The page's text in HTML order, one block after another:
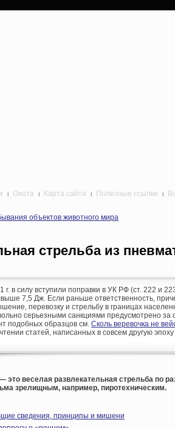
Охота Карта сайта Полезные ссылки
объектов животного мира
стрельба из
г. в силу вступили поправки в УК РФ (ст. 222 и
7,5 Дж. Если раньше ответственность,
перевозку и стрельбу в границах
серьезными санкциями предусмотрено за
подобных образцов см. Сколь веревочка не
статей, написанных в совсем другую
это веселая развлекательная стрельба по
зрелищным, например, пиротехническим.
сведения, принципы и мишени